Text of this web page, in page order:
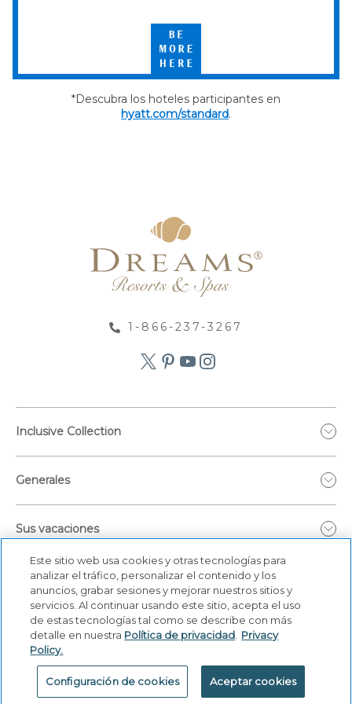
Be
More
Here
*Descubra los hoteles participantes en
hyatt.com/standard.
1-866-237-3267
Inclusive Collection
Generales
Sus vacaciones
Este sitio web usa cookies y otras tecnologías para
analizar el tráfico, personalizar el contenido y los
anuncios, grabar sesiones y mejorar nuestros sitios y
servicios. Al continuar usando este sitio, acepta el uso
de estas tecnologías tal como se describe con más
detalle en nuestra Política de privacidad Privacy
Policy.
Configuración de cookies Aceptar cookies